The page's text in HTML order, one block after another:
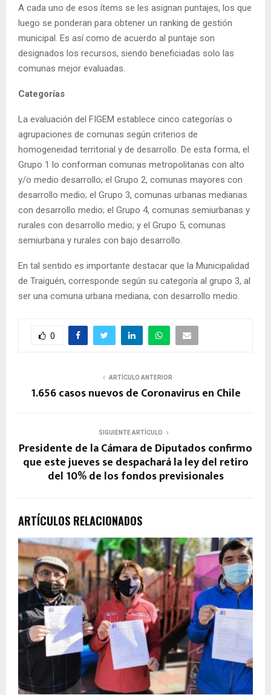
A cada uno de esos ítems se les asignan puntajes, los que
luego se ponderan para obtener un ranking de gestión
municipal. Es así como de acuerdo al puntaje son
designados los recursos, siendo beneficiadas solo las
comunas mejor evaluadas.
Categorías
La evaluación del FIGEM establece cinco categorías o
agrupaciones de comunas según criterios de
homogeneidad territorial y de desarrollo. De esta forma, el
Grupo 1 lo conforman comunas metropolitanas con alto
y/o medio desarrollo; el Grupo 2, comunas mayores con
desarrollo medio; el Grupo 3, comunas urbanas medianas
con desarrollo medio; el Grupo 4, comunas semiurbanas y
rurales con desarrollo medio; y el Grupo 5, comunas
semiurbana y rurales con bajo desarrollo.
En tal sentido es importante destacar que la Municipalidad
de Traiguén, corresponde según su categoría al grupo 3, al
ser una comuna urbana mediana, con desarrollo medio.
0
ARTÍCULO ANTERIOR
1.656 casos nuevos de Coronavirus en Chile
SIGUIENTE ARTÍCULO
Presidente de la Cámara de Diputados confirmo
que este jueves se despachará la ley del retiro
del 10% de los fondos previsionales
ARTÍCULOS RELACIONADOS